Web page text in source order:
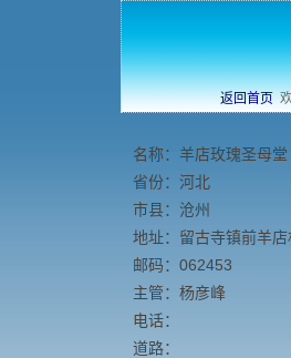
返回首页欢
名称：羊店玫瑰圣母堂
省份：河北
市县：沧州
地址：留古寺镇前羊店
邮码：062453
主管：杨彦峰
电话：
道路：